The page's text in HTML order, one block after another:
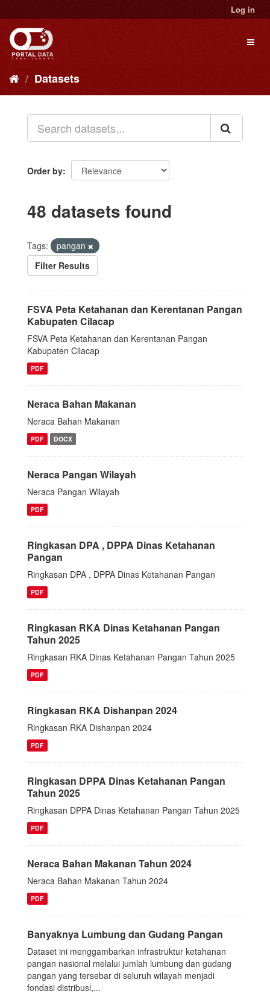
to
content
Log in
Datasets
Order by
48 datasets found
Tags:
pangan
Filter Results
FSVA Peta Ketahanan dan Kerentanan Pangan
Kabupaten Cilacap
FSVA Peta Ketahanan dan Kerentanan Pangan
Kabupaten Cilacap
PDF
Neraca Bahan Makanan
Neraca Bahan Makanan
PDF DOCX
Neraca Pangan Wilayah
Neraca Pangan Wilayah
PDF
Ringkasan DPA , DPPA Dinas Ketahanan
Pangan
Ringkasan DPA , DPPA Dinas Ketahanan Pangan
PDF
Ringkasan RKA Dinas Ketahanan Pangan
Tahun 2025
Ringkasan RKA Dinas Ketahanan Pangan Tahun 2025
PDF
Ringkasan RKA Dishanpan 2024
Ringkasan RKA Dishanpan 2024
PDF
Ringkasan DPPA Dinas Ketahanan Pangan
Tahun 2025
Ringkasan DPPA Dinas Ketahanan Pangan Tahun 2025
PDF
Neraca Bahan Makanan Tahun 2024
Neraca Bahan Makanan Tahun 2024
PDF
Banyaknya Lumbung dan Gudang Pangan
Dataset ini menggambarkan infrastruktur ketahanan
pangan nasional melalui jumlah lumbung dan gudang
pangan yang tersebar di seluruh wilayah menjadi
fondasi distribusi,...